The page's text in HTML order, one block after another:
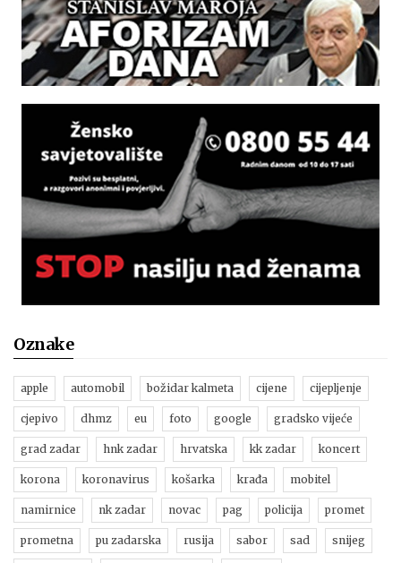
Oznake
apple automobil božidar kalmeta cijene cijepljenje
cjepivo dhmz eu foto google gradsko vijeće
grad zadar hnk zadar hrvatska kk zadar koncert
korona koronavirus košarka krađa mobitel
namirnice nk zadar novac pag policija promet
prometna pu zadarska rusija sabor sad snijeg